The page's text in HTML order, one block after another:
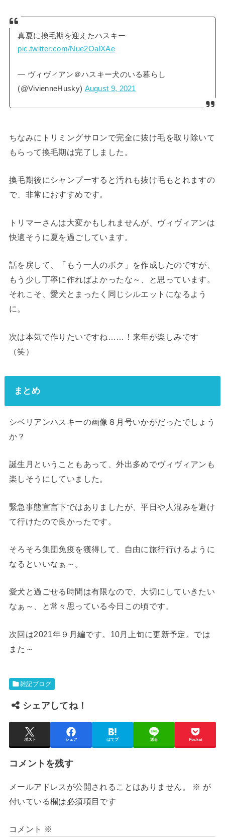
真夏に換毛期を迎えたハスキー
pic.twitter.com/Nue2OalXAe
— ヴィヴィアン＠ハスキー犬のいる暮らし
(@VivienneHusky) August 9, 2021
ちなみにトリミングサロンで完全に抜け毛を取り除いて
もらって換毛期は完了しました。
換毛期後にシャンプーすると汚れも抜け毛もとれますの
で、非常におすすめです。
トリマーさんは大変かもしれませんが、ヴィヴィアンは
快適そうに夏を過ごしています。
話を戻して、「もう一人のボク」を作成したのですが、
もう少し丁寧に作ればよかったな～、と思っています。
それこそ、愛犬とまったく同じシルエットになるよう
に。
次は本気で作りたいですね……！来年が楽しみです
（笑）
まとめ
シベリアンハスキーの画像８月号いかがだったでしょう
か？
誕生月ということもあって、外出多めでヴィヴィアンも
楽しそうにしていました。
緊急事態宣言下ではありましたが、平日や人混みを避け
て行けたので良かったです。
そろそろ集団免疫を獲得して、自由に旅行行けるように
なるといいなぁ～。
愛犬と過ごせる時間は有限なので、大切にしていきたい
なぁ～、と常々思っている今日この頃です。
次回は2021年９月編です。10月上旬に更新予定。では
また～
雑記ブログ
シェアしてね！
ポスト シェア はてブ 送る Pocket
コメントを残す
メールアドレスが公開されることはありません。 ※ が
付いている欄は必須項目です
コメント ※